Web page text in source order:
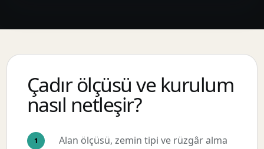
Çadır ölçüsü ve kurulum
nasıl netleşir?
Alan ölçüsü, zemin tipi ve rüzgâr alma